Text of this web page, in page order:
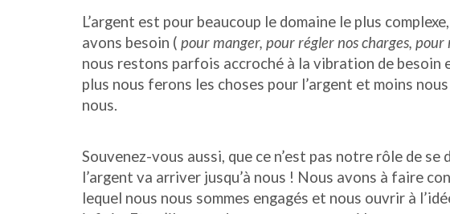
L’argent est pour beaucoup le domaine le plus
avons besoin ( pour manger, pour régler nos charges,
nous restons parfois accroché à la vibration de besoin
plus nous ferons les choses pour l’argent et moins
nous.
Souvenez-vous aussi, que ce n’est pas notre rôle de se
l’argent va arriver jusqu’à nous ! Nous avons à faire
lequel nous nous sommes engagés et nous ouvrir à